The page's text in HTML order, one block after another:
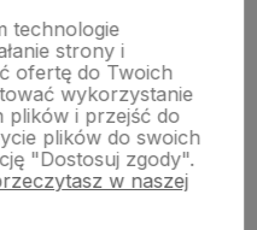
technologie
strony i
ofertę do Twoich
wykorzystanie
plików i przejść do
plików do swoich
"Dostosuj zgody".
w naszej